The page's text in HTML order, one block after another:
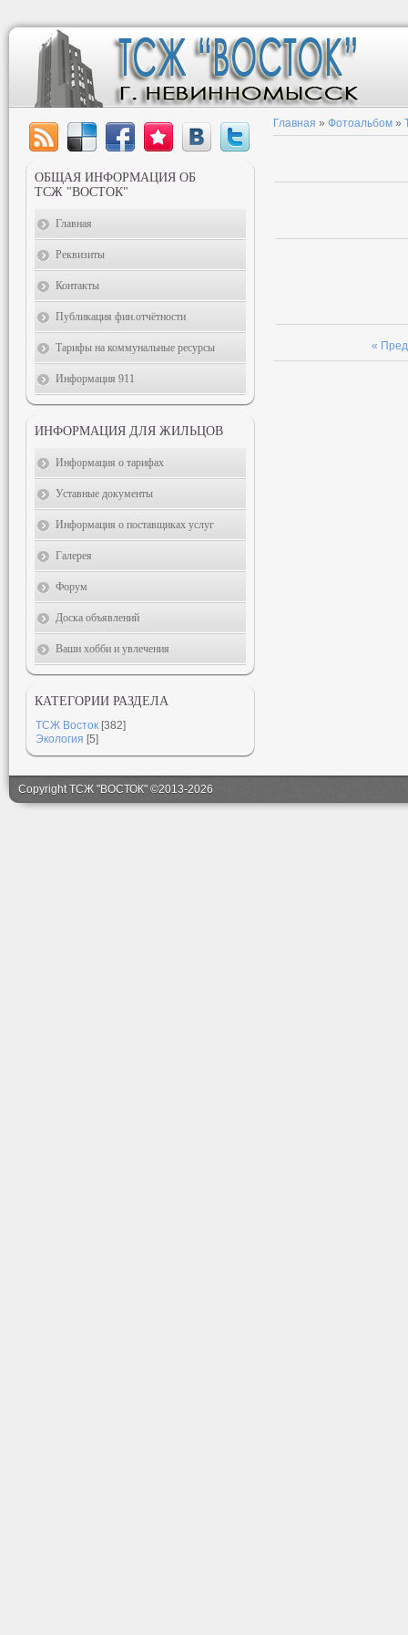
Главная » Фотоальбом »
«
ОБЩАЯ ИНФОРМАЦИЯ ОБ
ТСЖ "ВОСТОК"
Главная
Реквизиты
Контакты
Публикация фин.отчётности
Тарифы на коммунальные ресурсы
Информация 911
ИНФОРМАЦИЯ ДЛЯ ЖИЛЬЦОВ
Информация о тарифах
Уставные документы
Информация о поставщиках услуг
Галерея
Форум
Доска объявлений
Ваши хобби и увлечения
КАТЕГОРИИ РАЗДЕЛА
ТСЖ Восток [382]
Экология [5]
Copyright ТСЖ "ВОСТОК" ©2013-2026